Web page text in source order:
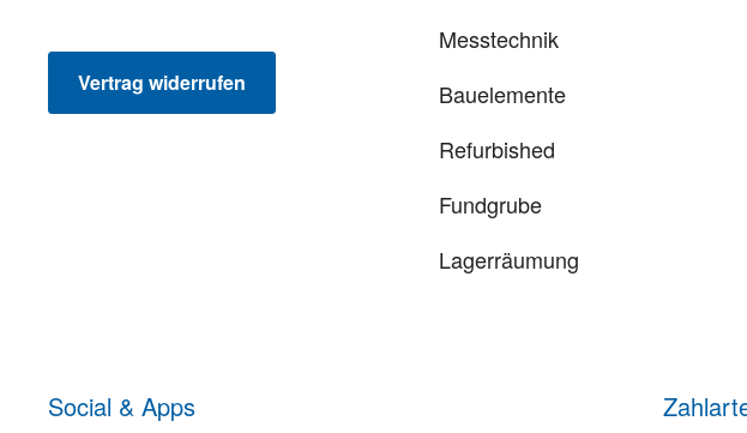
Vertrag widerrufen
Messtechnik
Bauelemente
Refurbished
Fundgrube
Lagerräumung
Social & Apps